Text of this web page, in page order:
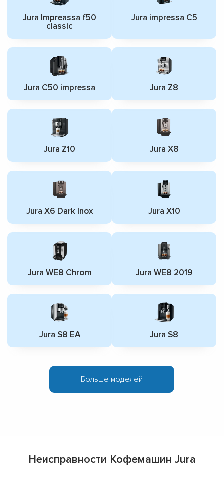
Jura Impreassa f50
classic
Jura impressa С5
Jura С50 impressa Jura Z8
Jura Z10 Jura X8
Jura X6 Dark Inox Jura X10
Jura WE8 Chrom Jura WE8 2019
Jura S8 EA Jura S8
Больше моделей
Неисправности Кофемашин Jura